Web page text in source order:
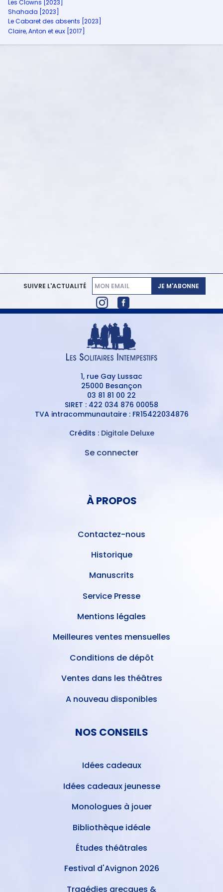
Les Clowns [2023]
Shahada [2023]
Le Cabaret des absents [2023]
Claire, Anton et eux [2017]
SUIVRE L'ACTUALITÉ JE M'ABONNE
1, rue Gay Lussac
25000 Besançon
03 81 81 00 22
SIRET : 422 034 876 00058
TVA intracommunautaire : FR15422034876
Crédits : Digitale Deluxe
Se connecter
À PROPOS
Contactez-nous
Historique
Manuscrits
Service Presse
Mentions légales
Meilleures ventes mensuelles
Conditions de dépôt
Ventes dans les théâtres
A nouveau disponibles
NOS CONSEILS
Idées cadeaux
Idées cadeaux jeunesse
Monologues à jouer
Bibliothèque idéale
Études théâtrales
Festival d'Avignon 2026
Tragédies grecques &